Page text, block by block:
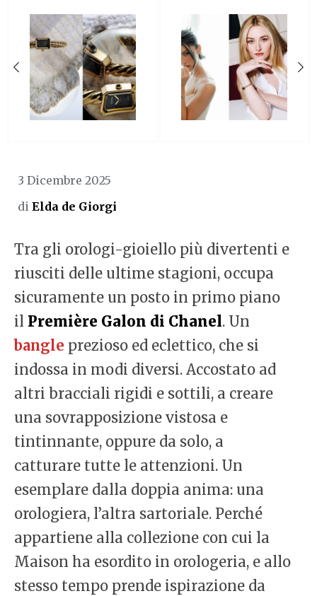
3 Dicembre 2025
di Elda de Giorgi
Tra gli orologi-gioiello più divertenti e
riusciti delle ultime stagioni, occupa
sicuramente un posto in primo piano
il Première Galon di Chanel. Un
bangle prezioso ed eclettico, che si
indossa in modi diversi. Accostato ad
altri bracciali rigidi e sottili, a creare
una sovrapposizione vistosa e
tintinnante, oppure da solo, a
catturare tutte le attenzioni. Un
esemplare dalla doppia anima: una
orologiera, l’altra sartoriale. Perché
appartiene alla collezione con cui la
Maison ha esordito in orologeria, e allo
stesso tempo prende ispirazione da